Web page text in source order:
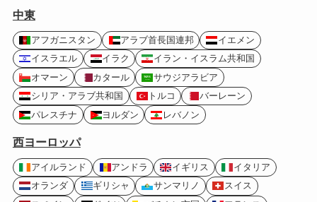
中東
アフガニスタン アラブ首長国連邦
イエメン
イスラエル
イラク
イラン・イスラム共和国
オマーン
カタール
サウジアラビア
シリア・アラブ共和国
トルコ
バーレーン
パレスチナ
ヨルダン レバノン
西ヨーロッパ
アイルランド アンドラ イギリス
イタリア
オランダ
ギリシャ サンマリノ
スイス